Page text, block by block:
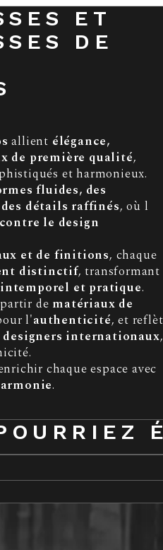
ET
DE
allient élégance,
de première qualité,
et harmonieux.
fluides, des
détails raffinés, où l
le design
et de finitions, chaque
distinctif, transformant
et pratique.
de matériaux de
l'authenticité, et
internationaux,
chaque espace avec
.